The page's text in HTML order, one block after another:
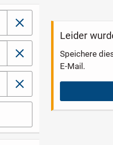
schließen
schließen
schließen
Leider
Speichere
E-Mail.